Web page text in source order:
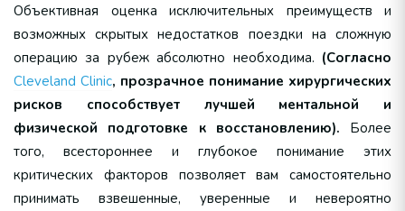
Объективная оценка исключительных преимуществ и
возможных скрытых недостатков поездки на сложную
операцию за рубеж абсолютно необходима. (Согласно
Cleveland Clinic, прозрачное понимание хирургических
рисков способствует лучшей ментальной и
физической подготовке к восстановлению). Более
того, всестороннее и глубокое понимание этих
критических факторов позволяет вам самостоятельно
принимать взвешенные, уверенные и невероятно